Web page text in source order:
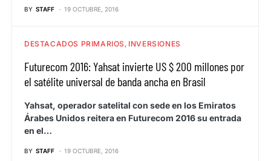
BY STAFF 19 OCTUBRE, 2016
DESTACADOS PRIMARIOS INVERSIONES
Futurecom 2016: Yahsat invierte US $ 200 millones por
el satélite universal de banda ancha en Brasil
Yahsat, operador satelital con sede en los Emiratos
Árabes Unidos reitera en Futurecom 2016 su entrada
en el…
BY STAFF 19 OCTUBRE, 2016